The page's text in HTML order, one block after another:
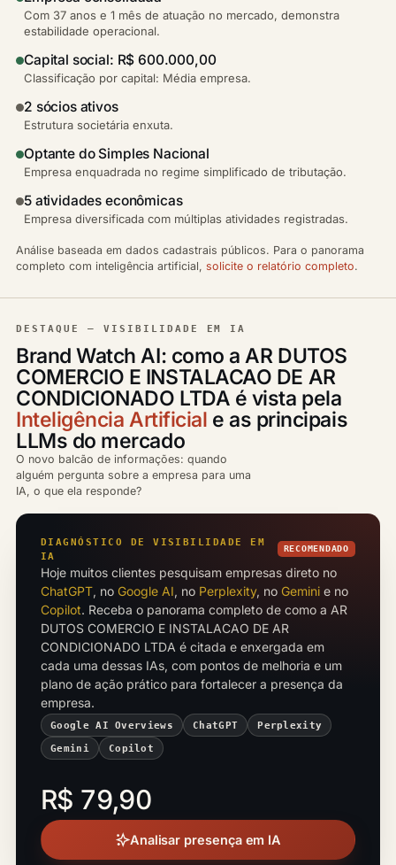
Com 37 anos e 1 mês de atuação no mercado, demonstra
estabilidade operacional.
Capital social: R$ 600.000,00
Classificação por capital: Média empresa.
2 sócios ativos
Estrutura societária enxuta.
Optante do Simples Nacional
Empresa enquadrada no regime simplificado de tributação.
5 atividades econômicas
Empresa diversificada com múltiplas atividades registradas.
Análise baseada em dados cadastrais públicos. Para o panorama
completo com inteligência artificial, solicite o relatório completo.
DESTAQUE — VISIBILIDADE EM IA
Brand Watch AI: como a AR DUTOS
COMERCIO E INSTALACAO DE AR
CONDICIONADO LTDA é vista pela
Inteligência Artificial e as principais
LLMs do mercado
O novo balcão de informações: quando
alguém pergunta sobre a empresa para uma
IA, o que ela responde?
DIAGNÓSTICO DE VISIBILIDADE EM
IA
RECOMENDADO
Hoje muitos clientes pesquisam empresas direto no
ChatGPT, no Google AI, no Perplexity, no Gemini e no
Copilot. Receba o panorama completo de como a AR
DUTOS COMERCIO E INSTALACAO DE AR
CONDICIONADO LTDA é citada e enxergada em
cada uma dessas IAs, com pontos de melhoria e um
plano de ação prático para fortalecer a presença da
empresa.
Google AI Overviews ChatGPT Perplexity
Gemini Copilot
R$ 79,90
Analisar presença em IA